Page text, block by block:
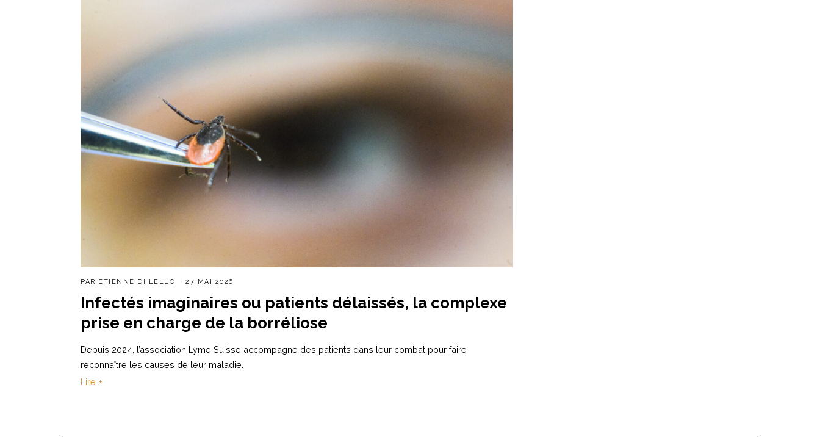
PAR ETIENNE DI LELLO 27 MAI 2026
Infectés imaginaires ou patients délaissés, la complexe
prise en charge de la borréliose
Depuis 2024, l’association Lyme Suisse accompagne des patients dans leur combat pour faire
reconnaître les causes de leur maladie.
Lire +